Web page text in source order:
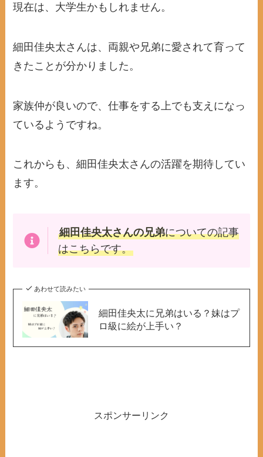
現在は、大学生かもしれません。
細田佳央太さんは、両親や兄弟に愛されて育って
きたことが分かりました。
家族仲が良いので、仕事をする上でも支えになっ
ているようですね。
これからも、細田佳央太さんの活躍を期待してい
ます。
細田佳央太さんの兄弟についての記事
はこちらです。
あわせて読みたい
細田佳央太に兄弟はいる？妹はプ
ロ級に絵が上手い？
スポンサーリンク